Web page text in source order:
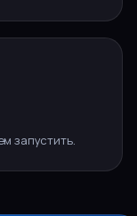
запустить.